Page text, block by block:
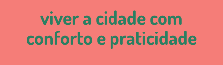
viver a cidade com
conforto e praticidade